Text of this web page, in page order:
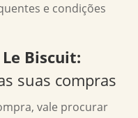
e condições
Biscuit:
suas compras
vale procurar